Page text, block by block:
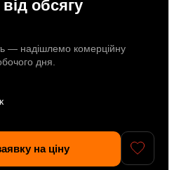
обсягу
— надішлемо комерційну
дня.
на ціну
продукція
з пластика
вироби